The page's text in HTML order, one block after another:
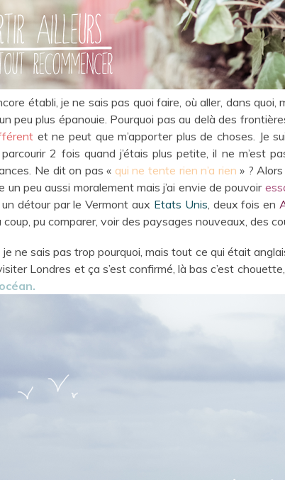
établi, je ne sais pas quoi faire, où aller, dans quoi,
peu plus épanouie. Pourquoi pas au delà des
et ne peut que m’apporter plus de choses. Je
2 fois quand j’étais plus petite, il ne m’est
Ne dit on pas « qui ne tente rien n’a rien » ?
peu aussi moralement mais j’ai envie de pouvoir
un détour par le Vermont aux Etats Unis , deux fois en
coup, pu comparer, voir des paysages nouveaux, des
je ne sais pas trop pourquoi, mais tout ce qui était
visiter Londres et ça s’est confirmé, là bas c’est